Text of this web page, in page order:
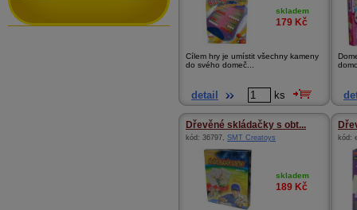
skladem
179 Kč
Cílem hry je umístit všechny kameny
do svého domeč...
detail ks
Dřevěné skládačky s obt...
kód: 36797, SMT Creatoys
skladem
189 Kč
kód: